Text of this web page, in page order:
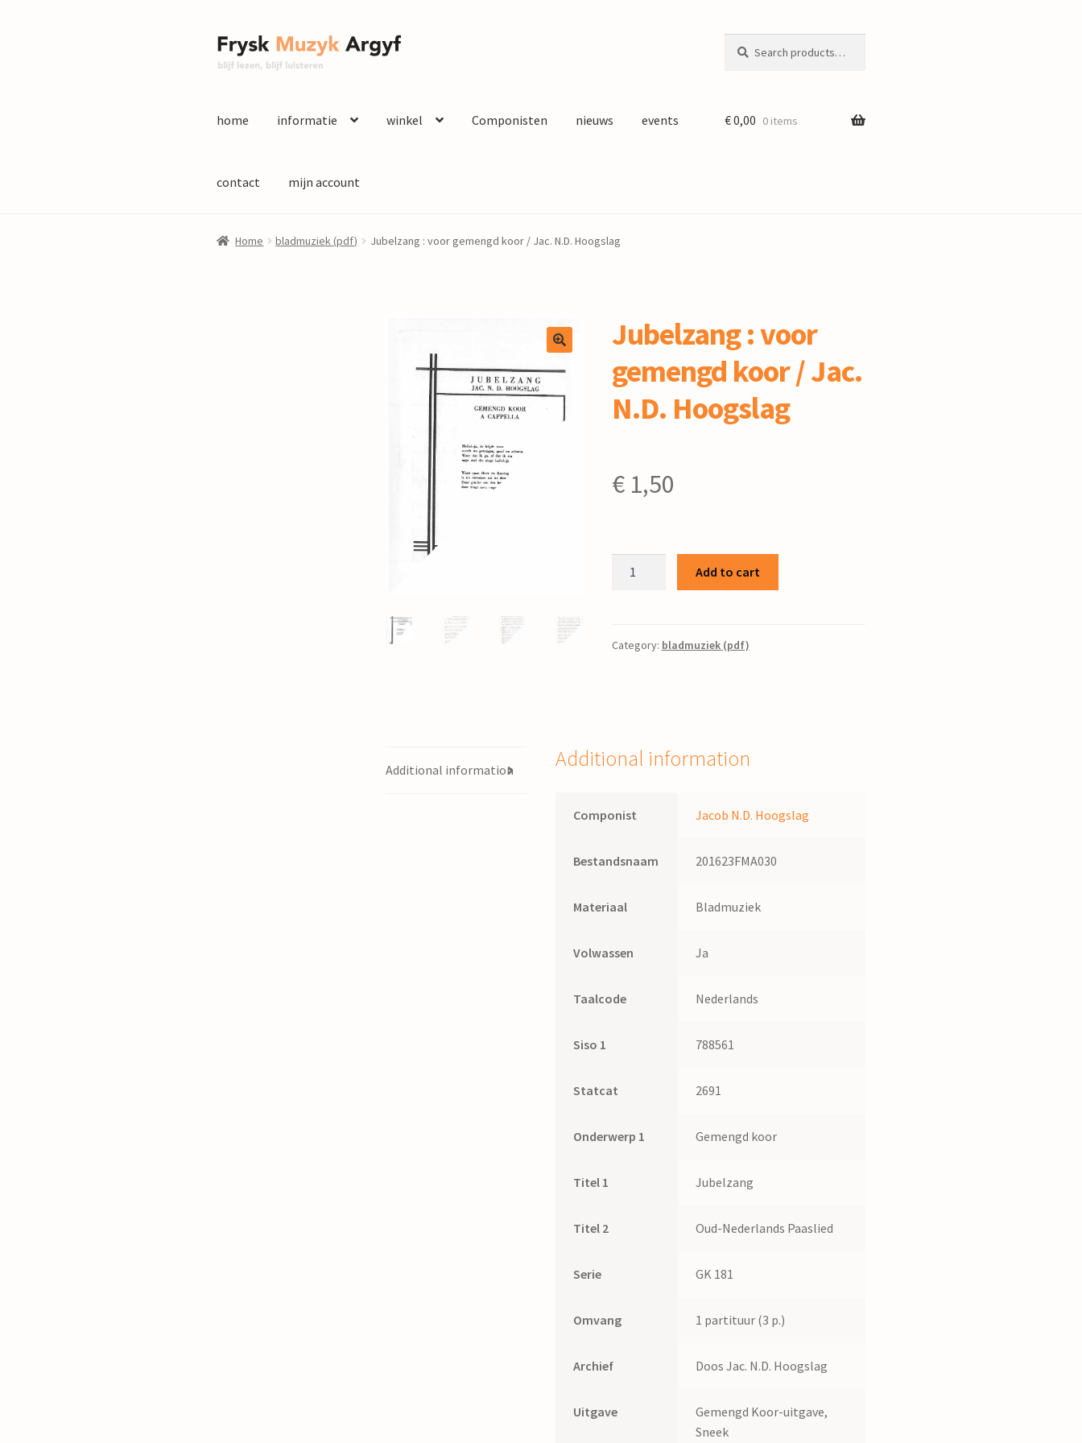
Ga
door
Ga
naar
for:
home informatie winkel Componisten nieuws events
contact mijn account
€0,00 0 items
Home bladmuziek (pdf) Jubelzang : voor gemengd koor / Jac. N.D. Hoogslag
Jubelzang : voor
gemengd koor / Jac.
N.D. Hoogslag
€1,50
koor
Add to cart
Category: bladmuziek (pdf)
Additional information Additional information
Componist Jacob N.D. Hoogslag
Bestandsnaam 201623FMA030
Materiaal Bladmuziek
Volwassen Ja
Taalcode Nederlands
Siso 1 788561
Statcat 2691
Onderwerp 1 Gemengd koor
Titel 1 Jubelzang
Titel 2 Oud-Nederlands Paaslied
Serie GK 181
Omvang 1 partituur (3 p.)
Archief Doos Jac. N.D. Hoogslag
Uitgave
Gemengd Koor-uitgave,
Sneek